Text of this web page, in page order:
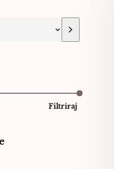
Filtriraj